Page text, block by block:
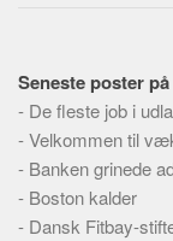
Skribenter
Personer
Steder
Kilder
Seneste poster
- De fleste job i
-Velkommen til
- Banken grinede
- Boston kalder
- Dansk Fitbay-